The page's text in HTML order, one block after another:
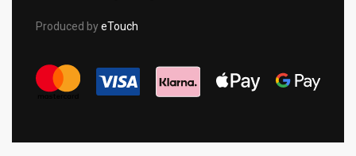
Produced byeTouch